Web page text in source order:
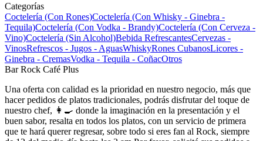
Categorías
Coctelería (Con Rones)Coctelería (Con Whisky - Ginebra -
Tequila)Coctelería (Con Vodka - Brandy)Coctelería (Con Cerveza -
Vino)Coctelería (Sin Alcohol)Bebida RefrescantesCervezas -
VinosRefrescos - Jugos - AguasWhiskyRones CubanosLicores -
Ginebra - CremasVodka - Tequila - CoñacOtros
Bar Rock Café Plus
Una oferta con calidad es la prioridad en nuestro negocio, más que
hacer pedidos de platos tradicionales, podrás disfrutar del toque de
nuestro chef, 👩‍🍳 donde la imaginación en la presentación y el
buen sabor, resalta en todos los platos, con un servicio de primera
que te hará querer regresar, sobre todo si eres fan al Rock, siempre